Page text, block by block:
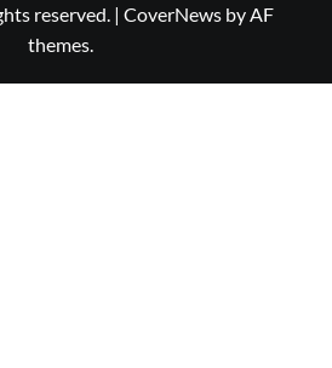
reserved. | CoverNews by AF
themes.